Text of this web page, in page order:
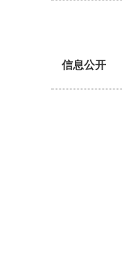
信息公开